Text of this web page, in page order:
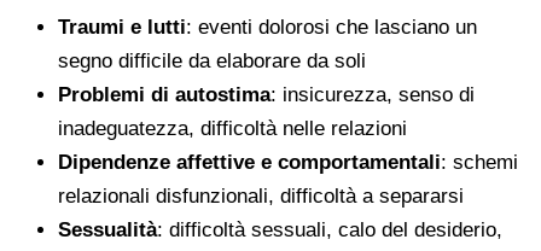
Traumi e lutti: eventi dolorosi che lasciano un
segno difficile da elaborare da soli
Problemi di autostima: insicurezza, senso di
inadeguatezza, difficoltà nelle relazioni
Dipendenze affettive e comportamentali: schemi
relazionali disfunzionali, difficoltà a separarsi
Sessualità: difficoltà sessuali, calo del desiderio,